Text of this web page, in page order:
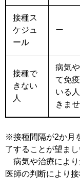
接種ス
ケジュ
ール
ー
接種で
きない
人
病気
て免
いる
きませ
※接種間隔が2か月
了することが望ま
病気や治療により
医師の判断により